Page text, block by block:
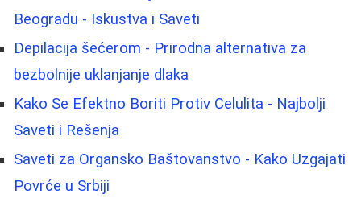
Beogradu - Iskustva i Saveti
Depilacija šećerom - Prirodna alternativa za
bezbolnije uklanjanje dlaka
Kako Se Efektno Boriti Protiv Celulita - Najbolji
Saveti i Rešenja
Saveti za Organsko Baštovanstvo - Kako Uzgajati
Povrće u Srbiji